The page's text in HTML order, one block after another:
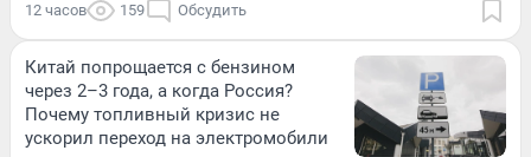
12 часов 159 Обсудить
Китай попрощается с бензином
через 2–3 года, а когда Россия?
Почему топливный кризис не
ускорил переход на электромобили